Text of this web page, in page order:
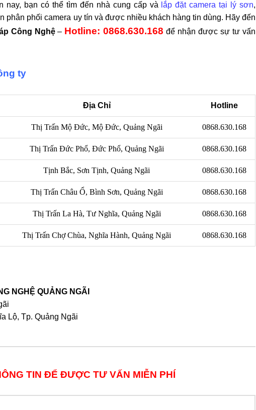
bạn có thể tìm đến nhà cung cấp và lắp đặt camera tại lý sơn,
phân phối camera uy tín và được nhiều khách hàng tin dùng. Hãy đến
Công Nghệ– Hotline: 0868.630.168 để nhận được sự tư vấn
ty
Địa Chỉ Hotline
Thị Trấn Mộ Đức, Mộ Đức, Quảng Ngãi 0868.630.168
Thị Trấn Đức Phổ, Đức Phổ, Quảng Ngãi 0868.630.168
Tịnh Bắc, Sơn Tịnh, Quảng Ngãi 0868.630.168
Thị Trấn Châu Ổ, Bình Sơn, Quảng Ngãi 0868.630.168
Thị Trấn La Hà, Tư Nghĩa, Quảng Ngãi 0868.630.168
Thị Trấn Chợ Chùa, Nghĩa Hành, Quảng Ngãi 0868.630.168
NGHỆ QUẢNG NGÃI
Lộ, Tp. Quảng Ngãi
TIN ĐỂ ĐƯỢC TƯ VẤN MIỄN PHÍ